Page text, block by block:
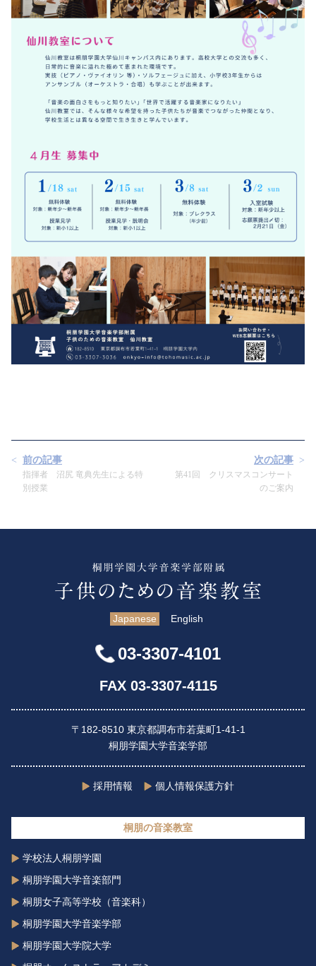
前の記事
指揮者 沼尻 竜典先生による特
別授業
次の記事
第41回 クリスマスコンサート
のご案内
Japanese English
03-3307-4101
FAX 03-3307-4115
〒182-8510 東京都調布市若葉町1-41-1
桐朋学園大学音楽学部
採用情報 個人情報保護方針
桐朋の音楽教室
学校法人桐朋学園
桐朋学園大学音楽部門
桐朋女子高等学校（音楽科）
桐朋学園大学音楽学部
桐朋学園大学院大学